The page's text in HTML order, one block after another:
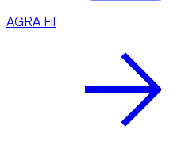
AGRA Fil